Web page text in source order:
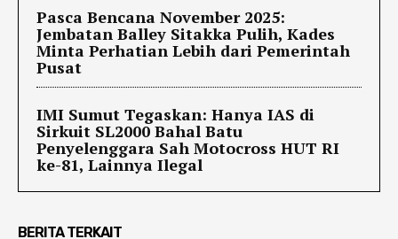
Pasca Bencana November 2025:
Jembatan Balley Sitakka Pulih, Kades
Minta Perhatian Lebih dari Pemerintah
Pusat
IMI Sumut Tegaskan: Hanya IAS di
Sirkuit SL2000 Bahal Batu
Penyelenggara Sah Motocross HUT RI
ke-81, Lainnya Ilegal
BERITA TERKAIT